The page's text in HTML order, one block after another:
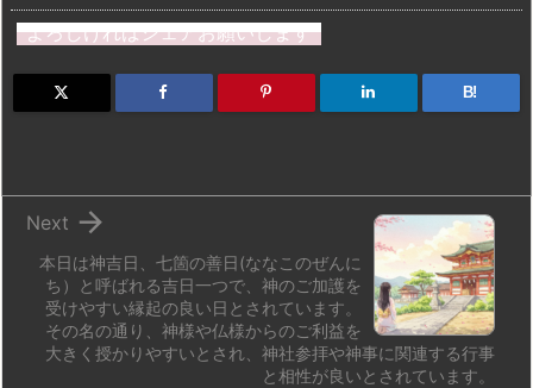
st
o
d
e
s
k
e
a
d
m
bl
r
b
o
ar
n
dr
o
よろしければシェアお願いします
B!
本日は神吉日、七箇の善日(ななこのぜんに
ち）と呼ばれる吉日一つで、神のご加護を
受けやすい縁起の良い日とされています。
その名の通り、神様や仏様からのご利益を
大きく授かりやすいとされ、神社参拝や神事に関連する行事
と相性が良いとされています。

Next